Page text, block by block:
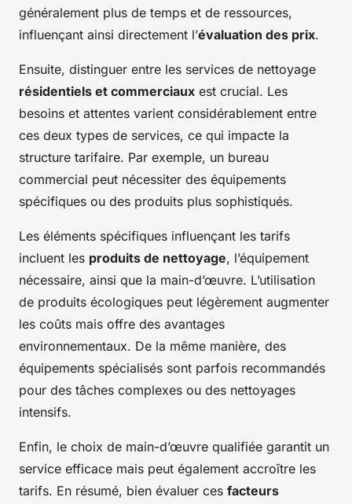
généralement plus de temps et de ressources,
influençant ainsi directement l’évaluation des prix.
Ensuite, distinguer entre les services de nettoyage
résidentiels et commerciaux est crucial. Les
besoins et attentes varient considérablement entre
ces deux types de services, ce qui impacte la
structure tarifaire. Par exemple, un bureau
commercial peut nécessiter des équipements
spécifiques ou des produits plus sophistiqués.
Les éléments spécifiques influençant les tarifs
incluent les produits de nettoyage, l’équipement
nécessaire, ainsi que la main-d’œuvre. L’utilisation
de produits écologiques peut légèrement augmenter
les coûts mais offre des avantages
environnementaux. De la même manière, des
équipements spécialisés sont parfois recommandés
pour des tâches complexes ou des nettoyages
intensifs.
Enfin, le choix de main-d’œuvre qualifiée garantit un
service efficace mais peut également accroître les
tarifs. En résumé, bien évaluer ces facteurs